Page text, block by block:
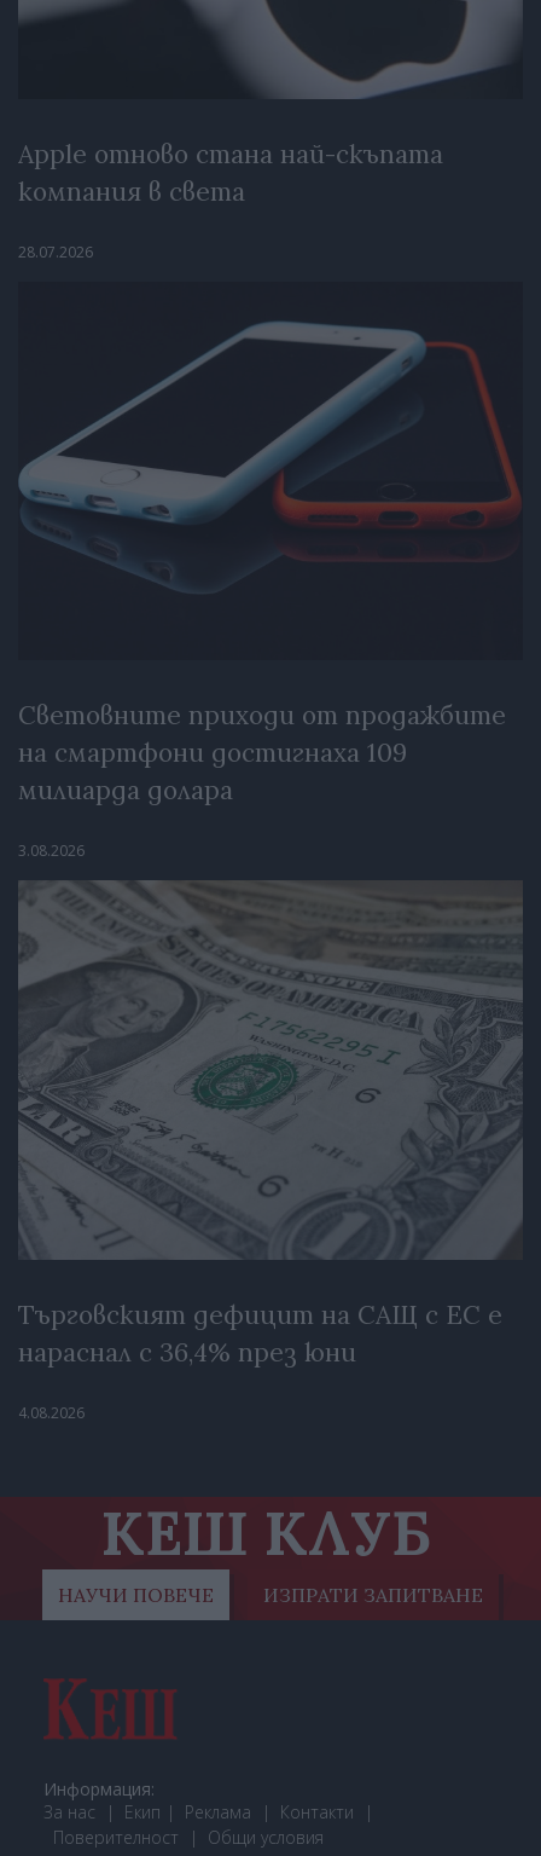
Apple отново стана най-скъпата
компания в света
28.07.2026
Световните приходи от продажбите
на смартфони достигнаха 109
милиарда долара
3.08.2026
Търговският дефицит на САЩ с ЕС е
нараснал с 36,4% през юни
4.08.2026
КЕШ КЛУБ
НАУЧИ ПОВЕЧЕ ИЗПРАТИ ЗАПИТВАНЕ
Информация:
За нас
Екип Реклама
Контакти
Поверителност
Общи условия